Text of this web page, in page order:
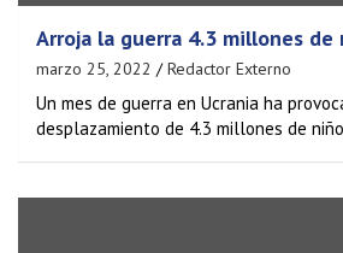
Arroja la guerra 4.3 millones
marzo 25, 2022 Redactor Externo
Un mes de guerra en Ucrania ha
desplazamiento de 4.3 millones de